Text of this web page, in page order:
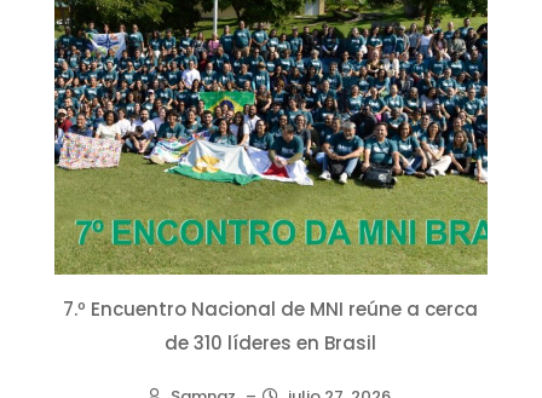
7.º Encuentro Nacional de MNI reúne a cerca
de 310 líderes en Brasil